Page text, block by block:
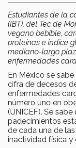
Estudiantes de la
(IBT), del Tec de
vegano bebible,
proteínas e índice
mediano-largo
enfermedades
En México se
cifra de decesos
enfermedades
número uno en
(UNICEF). Se
padecimientos
de cada una de
inactividad física